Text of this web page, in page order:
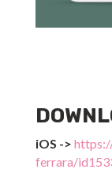
iOS ->
ferrara/